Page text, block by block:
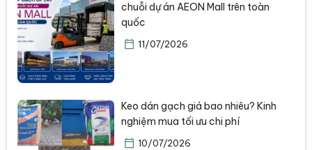
chuỗi dự án AEON Mall trên toàn
quốc
11/07/2026
Keo dán gạch giá bao nhiêu? Kinh
nghiệm mua tối ưu chi phí
10/07/2026